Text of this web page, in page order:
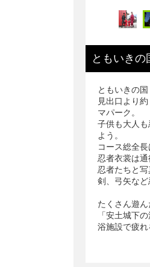
ともいきの
ともいきの
見出口より
マパーク。
子供も大人
よう。
コース総全
忍者衣裳は
忍者たちと
剣、弓矢など
たくさん遊
「安土城下
浴施設で疲れ